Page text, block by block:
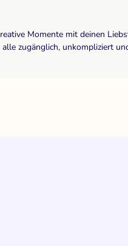
Momente mit deinen
zugänglich, unkompliziert